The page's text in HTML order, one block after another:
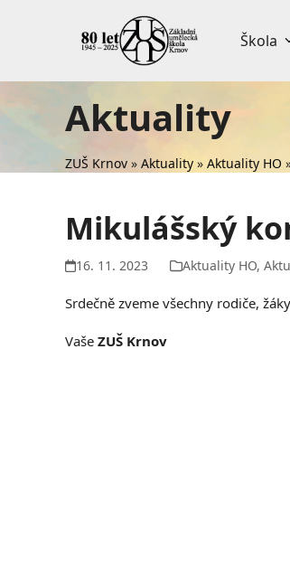
Škola
Aktuality
ZUŠ Krnov » Aktuality » Aktuality HO
Mikulášský
16. 11. 2023 Aktuality HO,
Srdečně zveme všechny rodiče,
Vaše ZUŠ Krnov